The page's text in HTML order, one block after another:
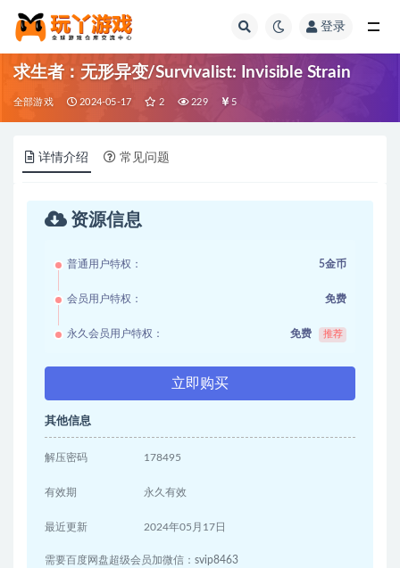
登录
求生者：无形异变/Survivalist: Invisible Strain
全部游戏 2024-05-17 2 229 5
详情介绍 常见问题
资源信息
普通用户特权： 5金币
会员用户特权： 免费
永久会员用户特权： 免费 推荐
立即购买
其他信息
解压密码 178495
有效期 永久有效
最近更新 2024年05月17日
需要百度网盘超级会员加微信：svip8463